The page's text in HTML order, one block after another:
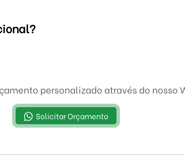
personalizado através do nosso
Solicitar Orçamento